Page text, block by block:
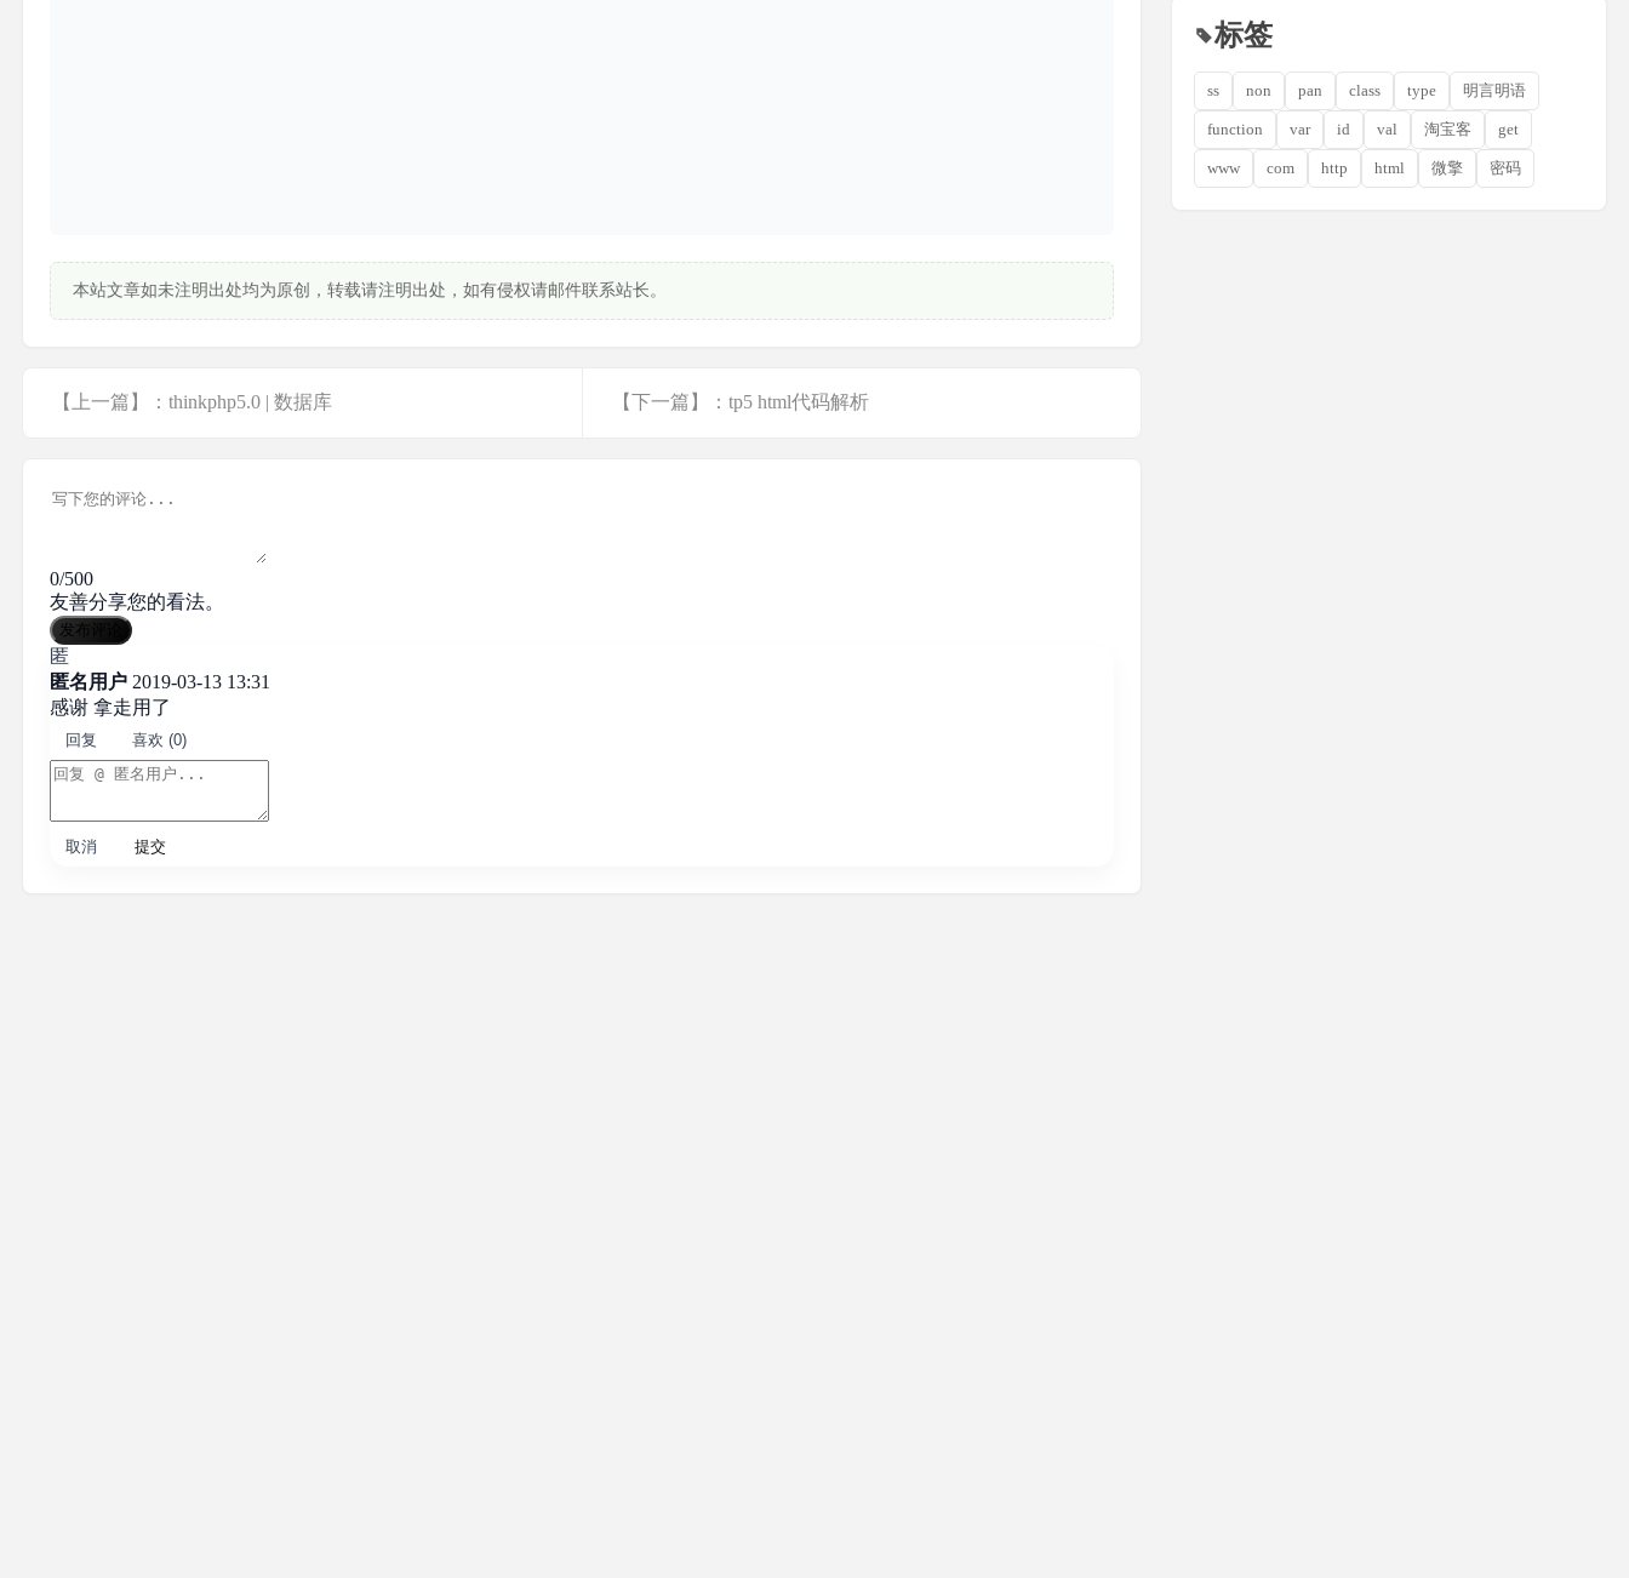
本站文章如未注明出处均为原创，转载请注明出处，如有侵权请邮件联系站长。
【上一篇】：thinkphp5.0 | 数据库 【下一篇】：tp5 html代码解析
0/500
友善分享您的看法。
发布评论
匿
匿名用户 2019-03-13 13:31
感谢 拿走用了
回复 喜欢 (0)
取消 提交
标签
ss non pan class type 明言明语
function var id val 淘宝客 get
www com http html 微擎 密码